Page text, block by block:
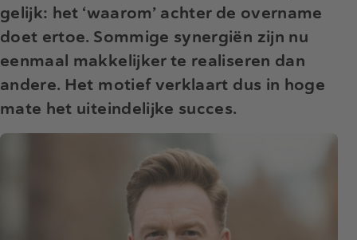
gelijk: het ‘waarom’ achter de overname
doet ertoe. Sommige synergiën zijn nu
eenmaal makkelijker te realiseren dan
andere. Het motief verklaart dus in hoge
mate het uiteindelijke succes.